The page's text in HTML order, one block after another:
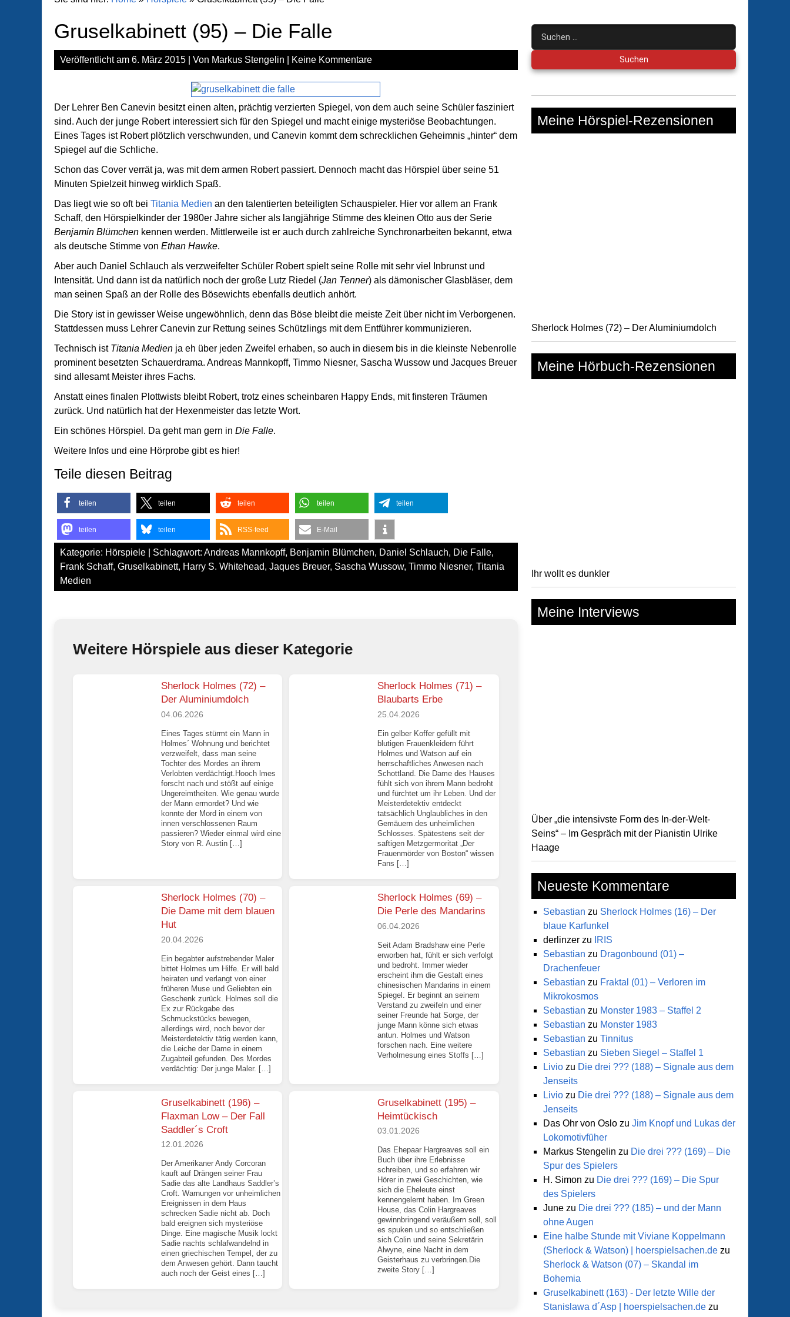
Gruselkabinett (95) – Die Falle
Veröffentlicht am 6. März 2015 | Von Markus Stengelin Keine Kommentare
Der Lehrer Ben Canevin besitzt einen alten, prächtig verzierten Spiegel, von dem auch seine Schüler fasziniert
sind. Auch der junge Robert interessiert sich für den Spiegel und macht einige mysteriöse Beobachtungen.
Eines Tages ist Robert plötzlich verschwunden, und Canevin kommt dem schrecklichen Geheimnis „hinter“ dem
Spiegel auf die Schliche.
Schon das Cover verrät ja, was mit dem armen Robert passiert. Dennoch macht das Hörspiel über seine 51
Minuten Spielzeit hinweg wirklich Spaß.
Das liegt wie so oft bei Titania Medien an den talentierten beteiligten Schauspieler. Hier vor allem an Frank
Schaff, den Hörspielkinder der 1980er Jahre sicher als langjährige Stimme des kleinen Otto aus der Serie
Benjamin Blümchen kennen werden. Mittlerweile ist er auch durch zahlreiche Synchronarbeiten bekannt, etwa
als deutsche Stimme von Ethan Hawke.
Aber auch Daniel Schlauch als verzweifelter Schüler Robert spielt seine Rolle mit sehr viel Inbrunst und
Intensität. Und dann ist da natürlich noch der große Lutz Riedel (Jan Tenner) als dämonischer Glasbläser, dem
man seinen Spaß an der Rolle des Bösewichts ebenfalls deutlich anhört.
Die Story ist in gewisser Weise ungewöhnlich, denn das Böse bleibt die meiste Zeit über nicht im Verborgenen.
Stattdessen muss Lehrer Canevin zur Rettung seines Schützlings mit dem Entführer kommunizieren.
Technisch ist Titania Medien ja eh über jeden Zweifel erhaben, so auch in diesem bis in die kleinste Nebenrolle
prominent besetzten Schauerdrama. Andreas Mannkopff, Timmo Niesner, Sascha Wussow und Jacques Breuer
sind allesamt Meister ihres Fachs.
Anstatt eines finalen Plottwists bleibt Robert, trotz eines scheinbaren Happy Ends, mit finsteren Träumen
zurück. Und natürlich hat der Hexenmeister das letzte Wort.
Ein schönes Hörspiel. Da geht man gern in Die Falle.
Weitere Infos und eine Hörprobe gibt es hier!
Teile diesen Beitrag
teilen teilen teilen teilen teilen
teilen teilen RSS-feed E-Mail
Kategorie: Hörspiele | Schlagwort: Andreas Mannkopff, Benjamin Blümchen, Daniel Schlauch, Die Falle,
Frank Schaff, Gruselkabinett, Harry S. Whitehead, Jaques Breuer, Sascha Wussow, Timmo Niesner, Titania
Medien
Weitere Hörspiele aus dieser Kategorie
Sherlock Holmes (72) –
Der Aluminiumdolch
04.06.2026
Eines Tages stürmt ein Mann in
Holmes´ Wohnung und berichtet
verzweifelt, dass man seine
Tochter des Mordes an ihrem
Verlobten verdächtigt.Hooch lmes
forscht nach und stößt auf einige
Ungereimtheiten. Wie genau wurde
der Mann ermordet? Und wie
konnte der Mord in einem von
innen verschlossenen Raum
passieren? Wieder einmal wird eine
Story von R. Austin […]
Sherlock Holmes (71) –
Blaubarts Erbe
25.04.2026
Ein gelber Koffer gefüllt mit
blutigen Frauenkleidern führt
Holmes und Watson auf ein
herrschaftliches Anwesen nach
Schottland. Die Dame des Hauses
fühlt sich von ihrem Mann bedroht
und fürchtet um ihr Leben. Und der
Meisterdetektiv entdeckt
tatsächlich Unglaubliches in den
Gemäuern des unheimlichen
Schlosses. Spätestens seit der
saftigen Metzgermoritat „Der
Frauenmörder von Boston“ wissen
Fans […]
Sherlock Holmes (70) –
Die Dame mit dem blauen
Hut
20.04.2026
Ein begabter aufstrebender Maler
bittet Holmes um Hilfe. Er will bald
heiraten und verlangt von einer
früheren Muse und Geliebten ein
Geschenk zurück. Holmes soll die
Ex zur Rückgabe des
Schmuckstücks bewegen,
allerdings wird, noch bevor der
Meisterdetektiv tätig werden kann,
die Leiche der Dame in einem
Zugabteil gefunden. Des Mordes
verdächtig: Der junge Maler. […]
Sherlock Holmes (69) –
Die Perle des Mandarins
06.04.2026
Seit Adam Bradshaw eine Perle
erworben hat, fühlt er sich verfolgt
und bedroht. Immer wieder
erscheint ihm die Gestalt eines
chinesischen Mandarins in einem
Spiegel. Er beginnt an seinem
Verstand zu zweifeln und einer
seiner Freunde hat Sorge, der
junge Mann könne sich etwas
antun. Holmes und Watson
forschen nach. Eine weitere
Verholmesung eines Stoffs […]
Gruselkabinett (196) –
Flaxman Low – Der Fall
Saddler´s Croft
12.01.2026
Der Amerikaner Andy Corcoran
kauft auf Drängen seiner Frau
Sadie das alte Landhaus Saddler’s
Croft. Warnungen vor unheimlichen
Ereignissen in dem Haus
schrecken Sadie nicht ab. Doch
bald ereignen sich mysteriöse
Dinge. Eine magische Musik lockt
Sadie nachts schlafwandelnd in
einen griechischen Tempel, der zu
dem Anwesen gehört. Dann taucht
auch noch der Geist eines […]
Gruselkabinett (195) –
Heimtückisch
03.01.2026
Das Ehepaar Hargreaves soll ein
Buch über ihre Erlebnisse
schreiben, und so erfahren wir
Hörer in zwei Geschichten, wie
sich die Eheleute einst
kennengelernt haben. Im Green
House, das Colin Hargreaves
gewinnbringend veräußern soll, soll
es spuken und so entschließen
sich Colin und seine Sekretärin
Alwyne, eine Nacht in dem
Geisterhaus zu verbringen.Die
zweite Story […]
Suchen
nach:
Meine Hörspiel-Rezensionen
Sherlock Holmes (72) – Der Aluminiumdolch
Meine Hörbuch-Rezensionen
Ihr wollt es dunkler
Meine Interviews
Über „die intensivste Form des In-der-Welt-
Seins“ – Im Gespräch mit der Pianistin Ulrike
Haage
Neueste Kommentare
Sebastian zu Sherlock Holmes (16) – Der
blaue Karfunkel
derlinzer zu
IRIS
Sebastian zu Dragonbound (01) –
Drachenfeuer
Sebastian zu Fraktal (01) – Verloren im
Mikrokosmos
Sebastian zu Monster 1983 – Staffel 2
Sebastian zu Monster 1983
Sebastian zu Tinnitus
Sebastian zu Sieben Siegel – Staffel 1
Livio zu Die drei ??? (188) – Signale aus dem
Jenseits
Livio zu Die drei ??? (188) – Signale aus dem
Jenseits
Das Ohr von Oslo zu Jim Knopf und Lukas der
Lokomotivfüher
Markus Stengelin zu Die drei ??? (169) – Die
Spur des Spielers
H. Simon zu Die drei ??? (169) – Die Spur
des Spielers
June zu Die drei ??? (185) – und der Mann
ohne Augen
Eine halbe Stunde mit Viviane Koppelmann
(Sherlock & Watson) | hoerspielsachen.de zu
Sherlock & Watson (07) – Skandal im
Bohemia
Gruselkabinett (163) - Der letzte Wille der
Stanislawa d´Asp | hoerspielsachen.de zu